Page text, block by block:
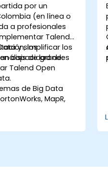
por un
(en línea o
a profesionales
Talend
y simplificar los
de grandes
los
capacidad de:
Talend Open
de Big Data
MapR,
los
de Big